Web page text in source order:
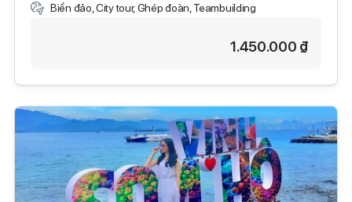
Biển đảo, City tour, Ghép đoàn, Teambuilding
1.450.000 ₫